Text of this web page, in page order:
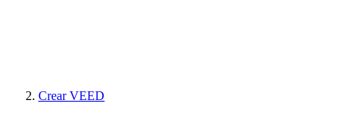
Crear VEED